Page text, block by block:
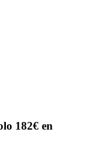
182€ en